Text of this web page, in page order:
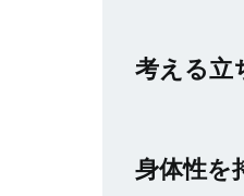
考える立
身体性を